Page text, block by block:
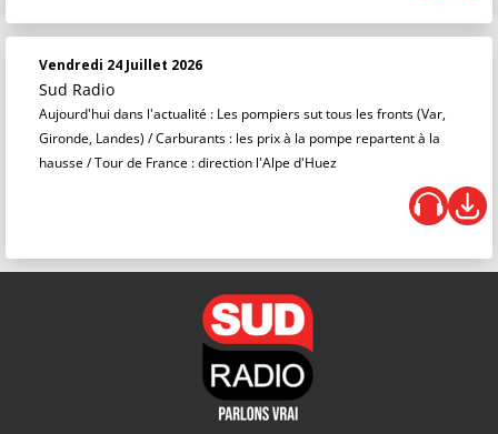
Vendredi 24 Juillet 2026
Sud Radio
Aujourd'hui dans l'actualité : Les pompiers sut tous les fronts (Var,
Gironde, Landes) / Carburants : les prix à la pompe repartent à la
hausse / Tour de France : direction l'Alpe d'Huez